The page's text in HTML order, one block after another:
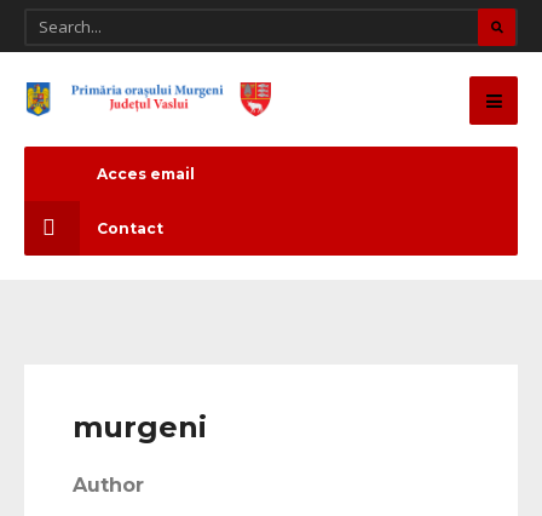
Acces email
Contact
murgeni
Author